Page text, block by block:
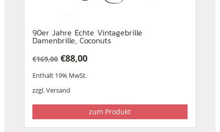
90er Jahre Echte Vintagebrille
Damenbrille, Coconuts
€169,00
Preis
war:
€88,00
Preis
ist:
Enthält 19% MwSt.
zzgl.Versand
zum Produkt